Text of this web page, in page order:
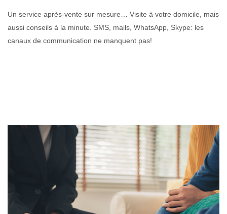
Un service après-vente sur mesure… Visite à votre domicile, mais
aussi conseils à la minute. SMS, mails, WhatsApp, Skype: les
canaux de communication ne manquent pas!